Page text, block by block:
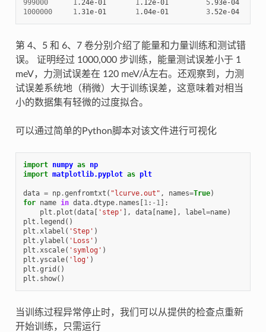
999000 1.24e-01 1.12e-01 5.93e-
1000000
1.31e-01 1.04e-01 3.52e-
第 4、5 和 6、7 卷分别介绍了能量和力量训练和测试错
误。 证明经过 1000,000 步训练，能量测试误差小于 1
meV，力测试误差在 120 meV/Å左右。还观察到，力测
试误差系统地（稍微）大于训练误差，这意味着对相当
小的数据集有轻微的过度拟合。
可以通过简单的Python脚本对该文件进行可视化
import numpy as np
import matplotlib.pyplot as plt
data = np.genfromtxt ( "lcurve.out" , names=True)
for name in data.dtype. names [1: - 1]:
plt . plot (data[ 'step' ], data[name], label=name)
plt . legend ()
plt .xlabel ( 'Step' )
plt .ylabel ( 'Loss' )
plt .xscale( 'symlog' )
plt .yscale( 'log' )
plt .grid ()
plt . show()
当训练过程异常停止时，我们可以从提供的检查点重新
开始训练，只需运行